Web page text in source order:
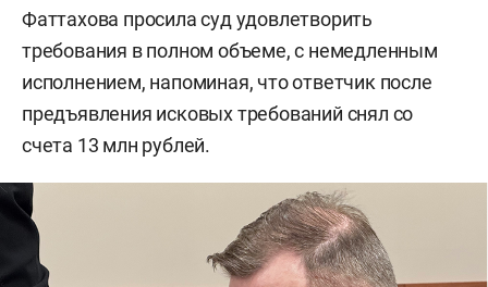
Фаттахова просила суд удовлетворить
требования в полном объеме, с немедленным
исполнением, напоминая, что ответчик после
предъявления исковых требований снял со
счета 13 млн рублей.